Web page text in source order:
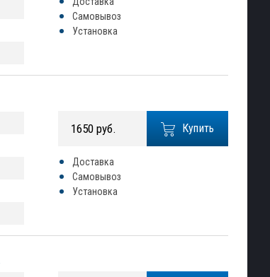
Самовывоз
Установка
Купить
1650 руб.
Доставка
Самовывоз
Установка